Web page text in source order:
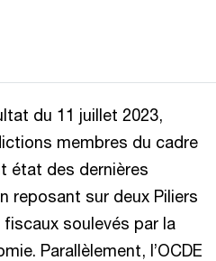
du 11 juillet 2023,
membres du cadre
état des dernières
reposant sur deux Piliers
soulevés par la
Parallèlement, l’OCDE